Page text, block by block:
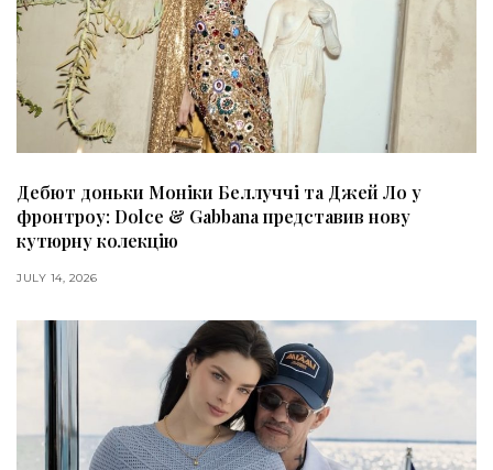
Дебют доньки Моніки Беллуччі та Джей Ло у
фронтроу: Dolce & Gabbana представив нову
кутюрну колекцію
JULY 14, 2026